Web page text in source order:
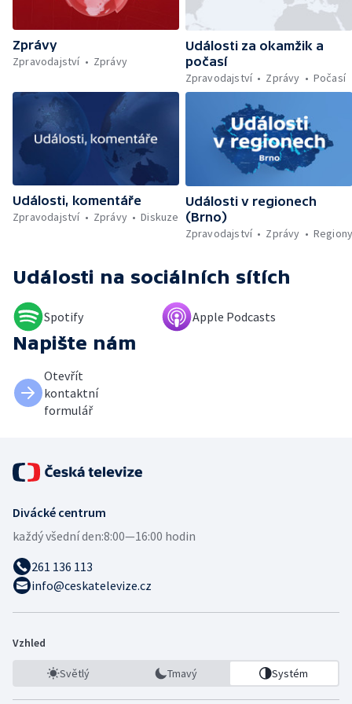
svobodou — Den obětí romského
holocaustu — Sucho a nedostatek vody —
Dopravní komplikace v Ostravě —
Rekonstrukce vily Marty po požáru
Zprávy
Zpravodajství
Zprávy
Události za okamžik a
počasí
Zpravodajství
Zprávy Počasí
Události, komentáře
Zpravodajství
Zprávy Diskuze
Události v regionech
(Brno)
Zpravodajství
Zprávy
Události na sociálních sítích
Spotify Apple Podcasts
Napište nám
Otevřít
kontaktní
formulář
Divácké centrum
každý všední den:8:00—16:00 hodin
261 136 113
info@ceskatelevize.cz
Vzhled
Světlý Tmavý Systém